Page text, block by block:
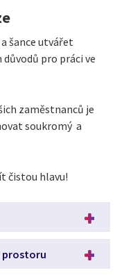
šance utvářet
pro práci ve
zaměstnanců je
soukromý a
čistou hlavu!
prostoru